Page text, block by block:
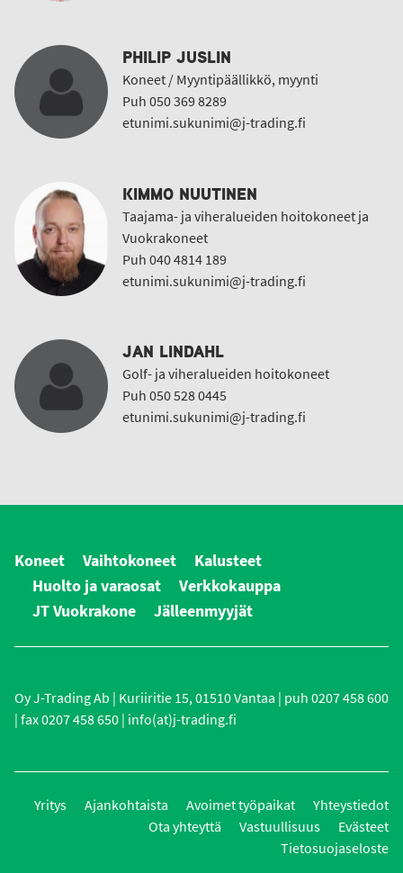
PHILIP JUSLIN
Koneet / Myyntipäällikkö, myynti
Puh 050 369 8289
etunimi.sukunimi@j-trading.fi
KIMMO NUUTINEN
Taajama- ja viheralueiden hoitokoneet ja
Vuokrakoneet
Puh 040 4814 189
etunimi.sukunimi@j-trading.fi
JAN LINDAHL
Golf- ja viheralueiden hoitokoneet
Puh 050 528 0445
etunimi.sukunimi@j-trading.fi
Koneet Vaihtokoneet
Kalusteet
Huolto ja varaosat
Verkkokauppa
JT Vuokrakone
Jälleenmyyjät
Oy J-Trading Ab | Kuriiritie 15, 01510 Vantaa | puh 0207 458 600
| fax 0207 458 650 | info(at)j-trading.fi
Yritys Ajankohtaista Avoimet työpaikat
Yhteystiedot
Ota yhteyttä
Vastuullisuus
Evästeet
Tietosuojaseloste